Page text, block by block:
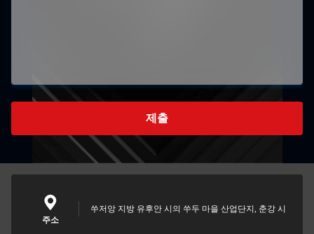
제출
주소
쑤저앙 지방 유후안 시의 쑤두 마을 산업단지, 춘강 시